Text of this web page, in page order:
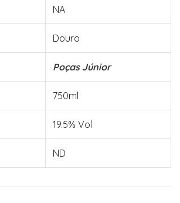
NA
Douro
Poças Júnior
750ml
19.5% Vol
ND